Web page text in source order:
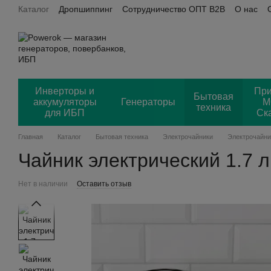
Перейти к основному контенту
Каталог Дропшиппинг Сотрудничество ОПТ B2B О нас
Инверторы и
аккумуляторы
для ИБП
Генераторы
Бытовая
техника
Главная Каталог Бытовая техника Электрочайники
Чайник электрический 1.7
Нет в наличии Оставить отзыв